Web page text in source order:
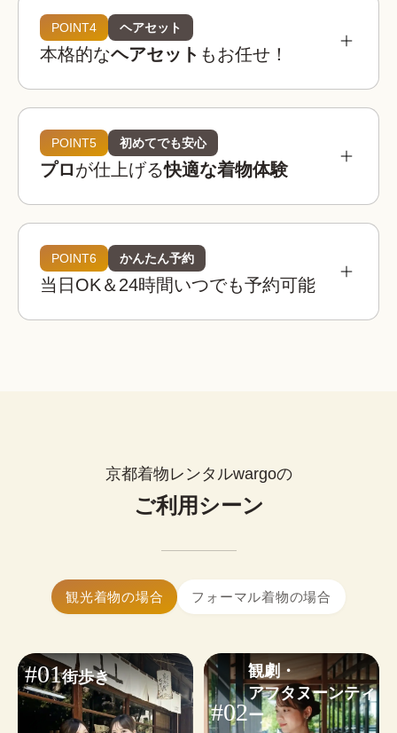
お得!
着物レンタルwargo
¥3,300 (税込)~
参考相場価格
都内：¥3,900 〜 ¥5,900
全国：¥3,400 〜 ¥4,900
必要なものは全てコミコミ
着物レンタルwargoの着物は20,000着以上！
観光用のレース着物から訪問着、振袖などのフォ
たでも自分にぴったりの一着を見つけることがで
ップルで着物レンタルできます。
大きいサイズの着物はありますか？
てご利用いただけます。
埼玉・金沢に全国8店舗は、全店舗が駅近または人
気観光地から徒歩圏内！
荷物を預けて“手ぶら”散
POINT4 ヘアセット
本格的なヘアセット もお任せ！
ペースを完備！
¥0 (税込)~
場合は✓を外してください。
ヘアセットオプションを見る
POINT5 初めてでも安心
プロが仕上げる快適な着物体験
お好みに合わせたコーディネートも気軽にご相談
着物ギャラリーを見る
POINT6 かんたん予約
当日OK＆24時間いつでも予約可能
着物レンタルwargoは当日予約も可能です。
24時間WEBから予約・変更・キャンセルができま
ため、お気軽にご予約ください。
※繁忙日は当日ご予約状況によるため、WEB予約がおす
すめです。
京都着物レンタルwargoの
ご利用シーン
観光着物の場合 フォーマル着物の場合
#01街歩き
#02
観劇・
アフタヌーンティ
ー